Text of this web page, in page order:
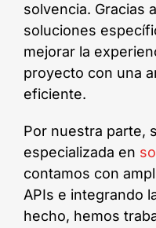
solvencia. Gracias
soluciones
mejorar la
proyecto con una
eficiente.
Por nuestra parte,
especializada en
contamos con
APIs e integrando
hecho, hemos